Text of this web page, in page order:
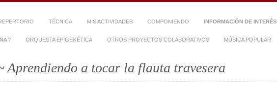
TÉCNICA MIS ACTIVIDADES COMPONIENDO INFORMACIÓN DE INTERÉS
? ORQUESTA EPIGENÉTICA OTROS PROYECTOS COLABORATIVOS MÚSICA POPULAR
Aprendiendo a tocar la flauta travesera